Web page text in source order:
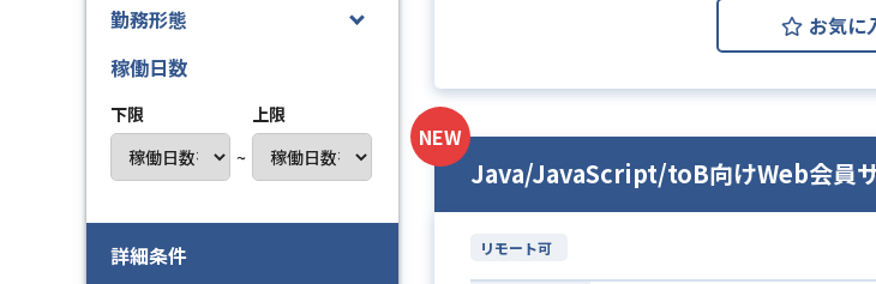
勤務形態
稼働日数
下限
~
上限
詳細条件
お気に
NEW
Java/JavaScript/toB向けWeb会員
リモート可